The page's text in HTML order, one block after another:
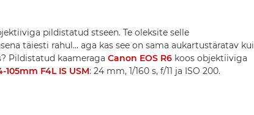
pildistatud stseen. Te oleksite selle
täiesti rahul... aga kas see on sama aukartustäratav kui
Pildistatud kaameraga Canon EOS R6 koos objektiiviga
105mm F4L IS USM: 24 mm, 1/160 s, f/11 ja ISO 200.